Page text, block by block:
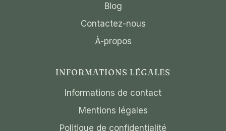
Blog
Contactez-nous
À-propos
INFORMATIONS LÉGALES
Informations de contact
Mentions légales
Politique de confidentialité